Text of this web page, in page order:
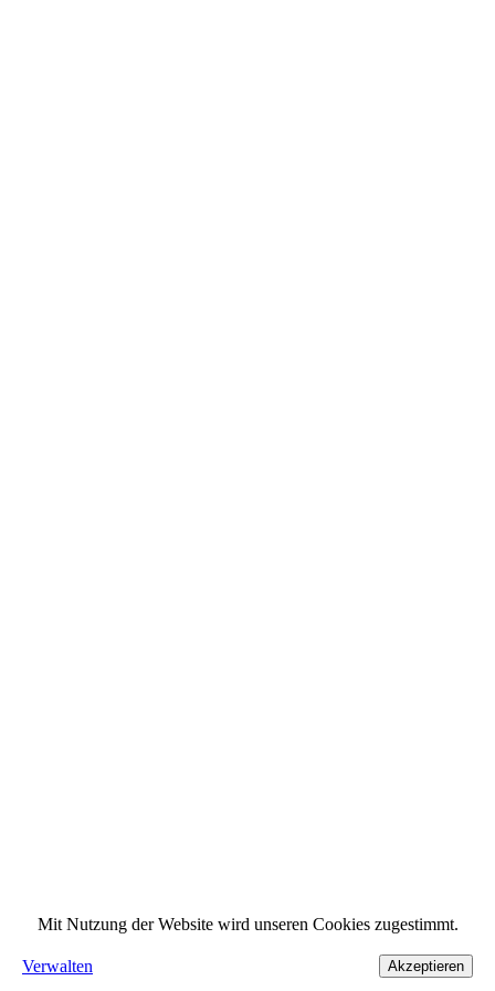
Mit Nutzung der Website wird unseren Cookies zugestimmt.
Verwalten Akzeptieren